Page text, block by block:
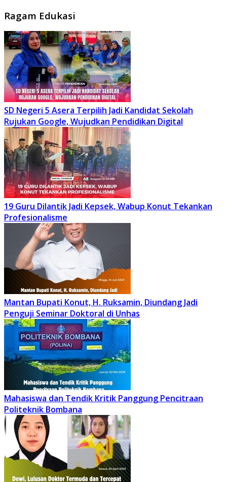
Ragam Edukasi
SD Negeri 5 Asera Terpilih Jadi Kandidat Sekolah
Rujukan Google, Wujudkan Pendidikan Digital
19 Guru Dilantik Jadi Kepsek, Wabup Konut Tekankan
Profesionalisme
Mantan Bupati Konut, H. Ruksamin, Diundang Jadi
Penguji Seminar Doktoral di Unhas
Mahasiswa dan Tendik Kritik Panggung Pencitraan
Politeknik Bombana